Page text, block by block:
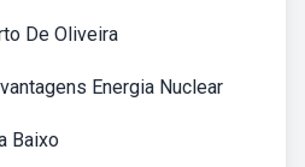
De Oliveira
Energia Nuclear
Baixo